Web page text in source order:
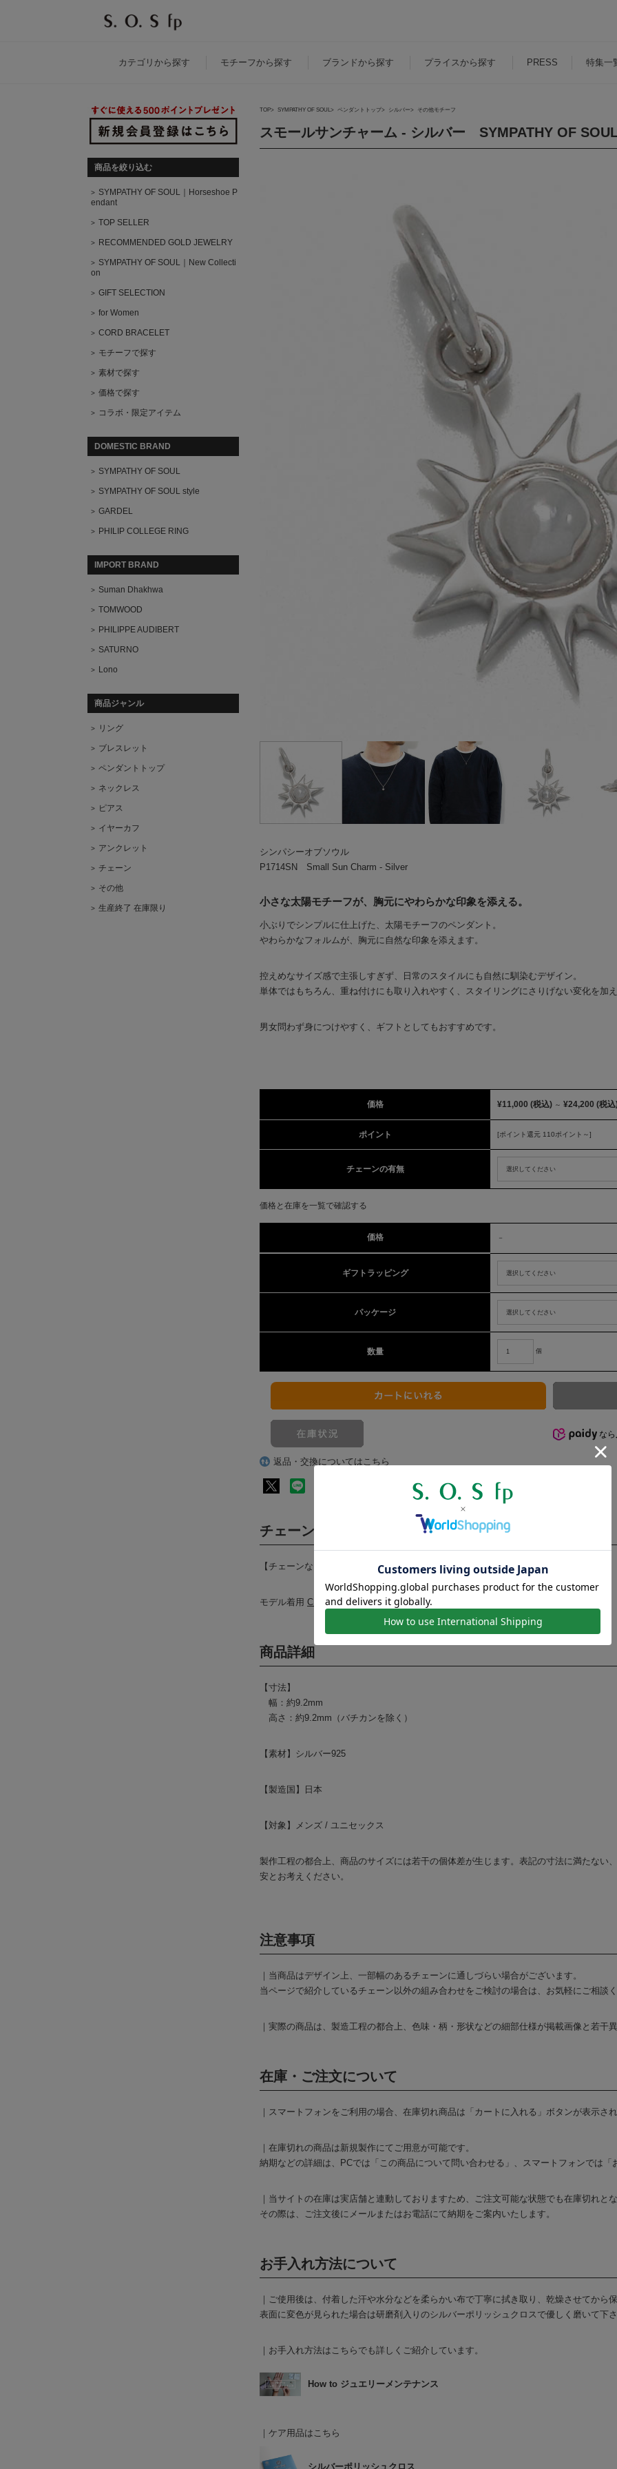
カテゴリ から探す モチーフ から探す ブランド から探す プライス から探す PRESS 特集一
TOP SYMPATHY OF SOUL ペンダントトップ シルバー その他モチーフ
スモールサンチャーム - シルバー SYMPATHY OF SOUL
シンパシーオブソウル
P1714SN Small Sun Charm - Silver
小さな太陽モチーフが、胸元にやわらかな印象を添える。
小ぶりでシンプルに仕上げた、太陽モチーフのペンダント。
やわらかなフォルムが、胸元に自然な印象を添えます。
控えめなサイズ感で主張しすぎず、日常のスタイルにも自然に馴染むデザイン。
単体ではもちろん、重ね付けにも取り入れやすく、スタイリングにさりげない変化を加え
男女問わず身につけやすく、ギフトとしてもおすすめです。
価格 ¥11,000 (税込) ～ ¥24,200 (税込
ポイント [ポイント還元 110ポイント～]
チェーンの有無
価格と在庫を一覧で確認する
価格 －
ギフトラッピング
パッケージ
数量 個
なら
返品・交換についてはこちら
チェーンの有無
【チェーンなし】または【チェーン付き】をお選びください。
モデル着用 C1210NH Silver Square Chain - Natural - 50cm
商品詳細
【寸法】
幅：約9.2mm
高さ：約9.2mm（バチカンを除く）
【素材】シルバー925
【製造国】日本
【対象】メンズ / ユニセックス
製作工程の都合上、商品のサイズには若干の個体差が生じます。表記の寸法に満たない
安とお考えください。
注意事項
｜当商品はデザイン上、一部幅のあるチェーンに通しづらい場合がございます。
当ページで紹介しているチェーン以外の組み合わせをご検討の場合は、お気軽にご相談く
｜実際の商品は、製造工程の都合上、色味・柄・形状などの細部仕様が掲載画像と若干
在庫・ご注文について
｜スマートフォンをご利用の場合、在庫切れ商品は「カートに入れる」ボタンが表示され
｜在庫切れの商品は新規製作にてご用意が可能です。
納期などの詳細は、PCでは「この商品について問い合わせる」、スマートフォンでは「
｜当サイトの在庫は実店舗と連動しておりますため、ご注文可能な状態でも在庫切れと
その際は、ご注文後にメールまたはお電話にて納期をご案内いたします。
お手入れ方法について
｜ご使用後は、付着した汗や水分などを柔らかい布で丁寧に拭き取り、乾燥させてから保
表面に変色が見られた場合は研磨剤入りのシルバーポリッシュクロスで優しく磨いて下さ
｜お手入れ方法はこちらでも詳しくご紹介しています。
How to ジュエリーメンテナンス
｜ケア用品はこちら
シルバーポリッシュクロス
商品を絞り込む
SYMPATHY OF SOUL｜Horseshoe P
endant
TOP SELLER
RECOMMENDED GOLD JEWELRY
SYMPATHY OF SOUL｜New Collecti
on
GIFT SELECTION
for Women
CORD BRACELET
モチーフで探す
素材で探す
価格で探す
コラボ・限定アイテム
DOMESTIC BRAND
SYMPATHY OF SOUL
SYMPATHY OF SOUL style
GARDEL
PHILIP COLLEGE RING
IMPORT BRAND
Suman Dhakhwa
TOMWOOD
PHILIPPE AUDIBERT
SATURNO
Lono
商品ジャンル
リング
ブレスレット
ペンダントトップ
ネックレス
ピアス
イヤーカフ
アンクレット
チェーン
その他
生産終了 在庫限り